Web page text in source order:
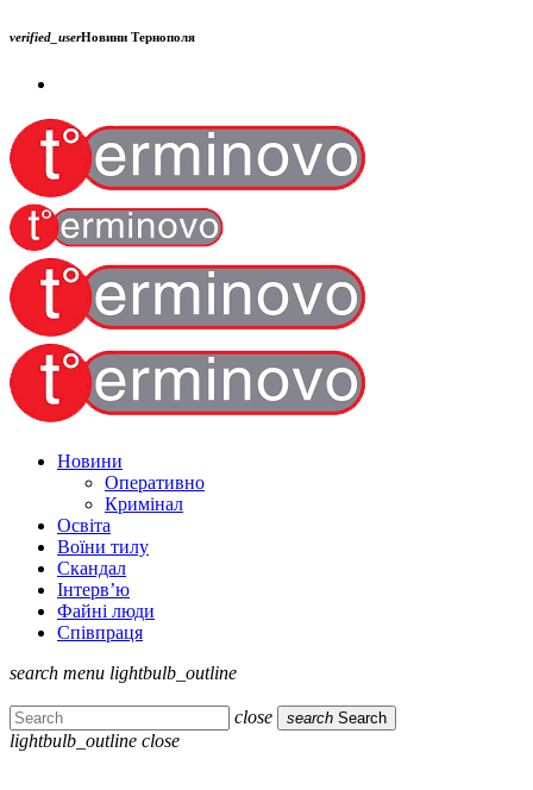
verified_userНовини Тернополя
Новини
Оперативно
Кримінал
Освіта
Воїни тилу
Скандал
Інтерв’ю
Файні люди
Співпраця
search menu lightbulb_outline
close search Search
lightbulb_outline close